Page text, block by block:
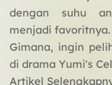
dengan suhu
menjadi favoritnya.
Gimana, ingin
di drama Yumi's
Artikel